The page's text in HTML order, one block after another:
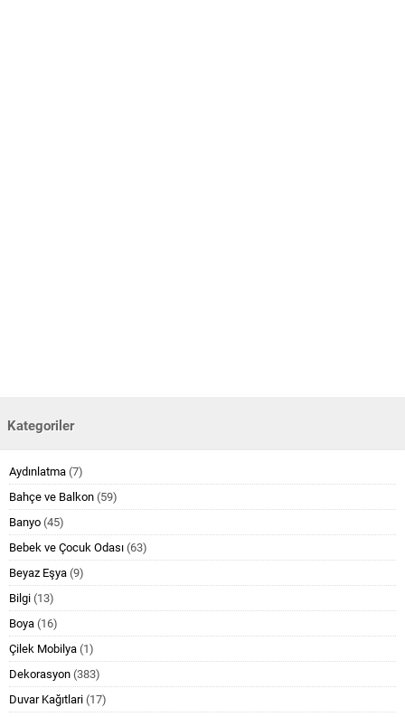
Kategoriler
Aydınlatma (7)
Bahçe ve Balkon (59)
Banyo (45)
Bebek ve Çocuk Odası (63)
Beyaz Eşya (9)
Bilgi (13)
Boya (16)
Çilek Mobilya (1)
Dekorasyon (383)
Duvar Kağıtlari (17)